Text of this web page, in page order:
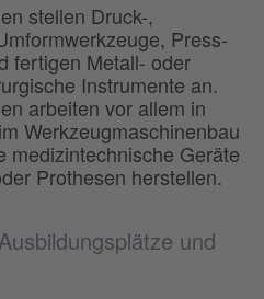
und
stellen Druck-,
Press-
fertigen Metall- oder
Instrumente an.
arbeiten vor allem in
Werkzeugmaschinenbau
medizintechnische Geräte
Prothesen herstellen.